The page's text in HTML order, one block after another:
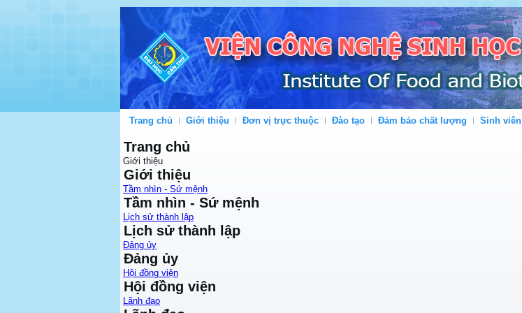
Trang chủ Giới thiệu Đơn vị trực thuộc Đào tạo Đảm bảo chất lượng Sinh viên
Trang chủ
Giới thiệu
Giới thiệu
Tầm nhìn - Sứ mệnh
Tầm nhìn - Sứ mệnh
Lịch sử thành lập
Lịch sử thành lập
Đảng ủy
Đảng ủy
Hội đồng viện
Hội đồng viện
Lãnh đạo